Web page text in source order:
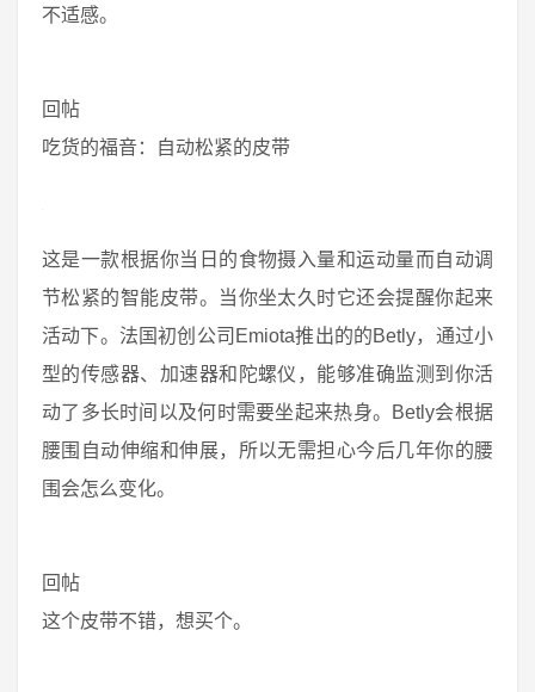
不适感。
回帖
吃货的福音：自动松紧的皮带
这是一款根据你当日的食物摄入量和运动量而自动调
节松紧的智能皮带。当你坐太久时它还会提醒你起来
活动下。法国初创公司Emiota推出的的Betly，通过小
型的传感器、加速器和陀螺仪，能够准确监测到你活
动了多长时间以及何时需要坐起来热身。Betly会根据
腰围自动伸缩和伸展，所以无需担心今后几年你的腰
围会怎么变化。
回帖
这个皮带不错，想买个。